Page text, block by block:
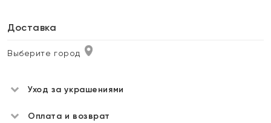
Доставка
Выберите город
Уход за украшениями
Оплата и возврат